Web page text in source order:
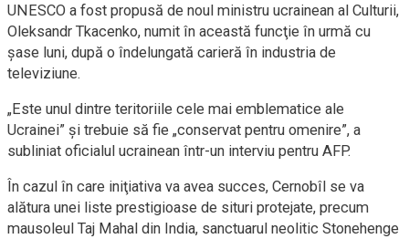
UNESCO a fost propusă de noul ministru ucrainean al Culturii,
Oleksandr Tkacenko, numit în această funcţie în urmă cu
şase luni, după o îndelungată carieră în industria de
televiziune.
„Este unul dintre teritoriile cele mai emblematice ale
Ucrainei” şi trebuie să fie „conservat pentru omenire”, a
subliniat oficialul ucrainean într-un interviu pentru AFP.
În cazul în care iniţiativa va avea succes, Cernobîl se va
alătura unei liste prestigioase de situri protejate, precum
mausoleul Taj Mahal din India, sanctuarul neolitic Stonehenge